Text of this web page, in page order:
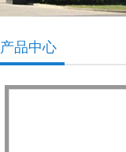
产品中心